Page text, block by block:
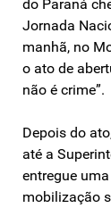
do Paraná
Jornada
manhã, no
o ato de
não é crime”.
Depois do
até a
entregue
mobilização